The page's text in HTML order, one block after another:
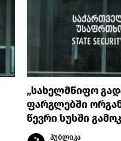
„სახელმწიფო
ფარგლებში
წევრი სუსში
პუბლიკა